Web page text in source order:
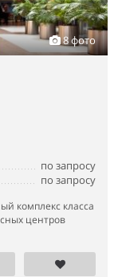
8 фото
по запросу
по запросу
комплекс класса
центров